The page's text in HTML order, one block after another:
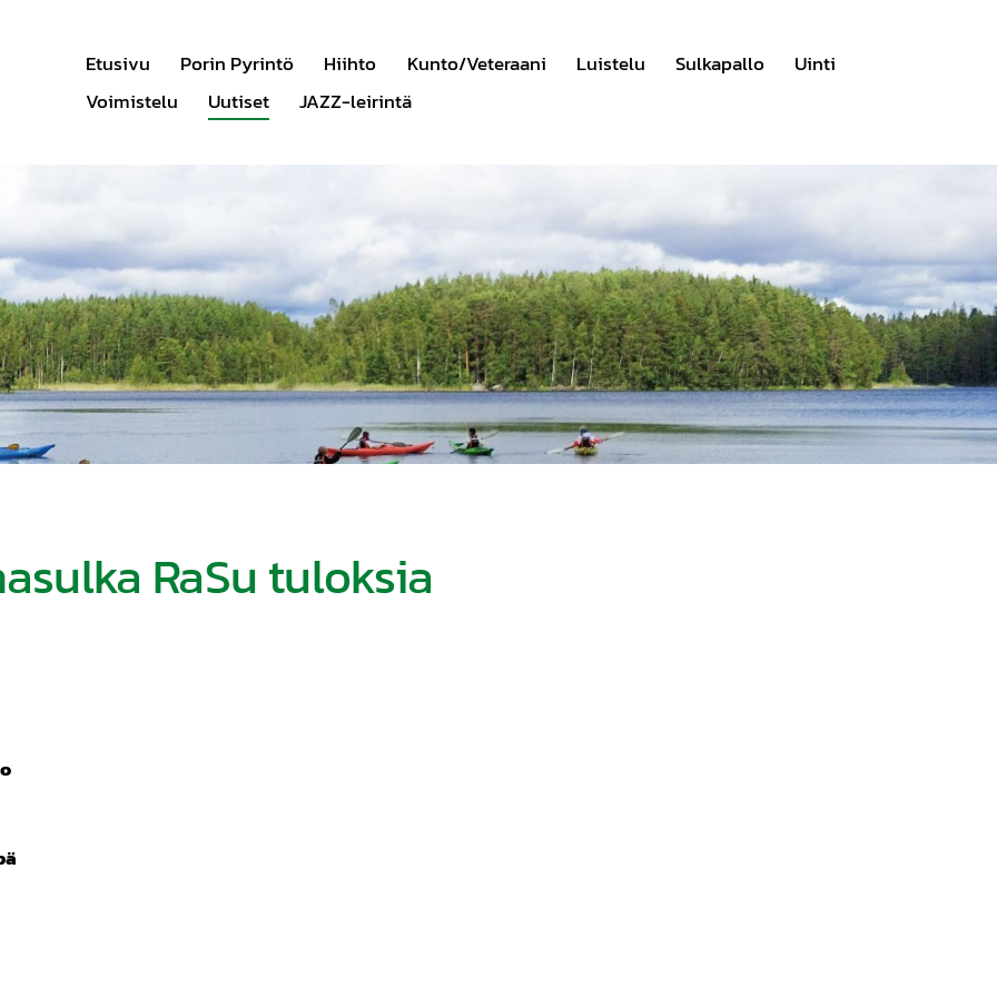
Etusivu Porin Pyrintö Hiihto Kunto/Veteraani Luistelu Sulkapallo
Uinti
Voimistelu
Uutiset JAZZ-leirintä
RaSu tuloksia